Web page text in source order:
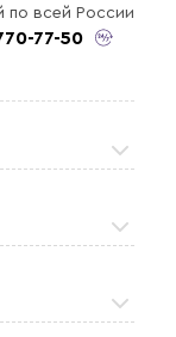
по всей России
77-50